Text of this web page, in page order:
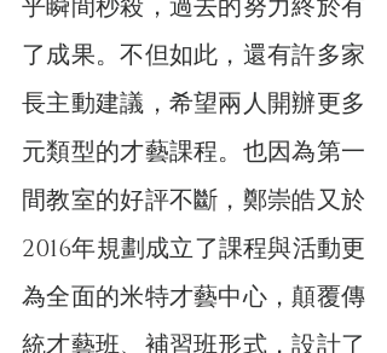
乎瞬間秒殺，過去的努力終於有
了成果。不但如此，還有許多家
長主動建議，希望兩人開辦更多
元類型的才藝課程。也因為第一
間教室的好評不斷，鄭崇皓又於
2016年規劃成立了課程與活動更
為全面的米特才藝中心，顛覆傳
統才藝班、補習班形式，設計了